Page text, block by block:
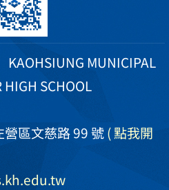
KAOHSIUNG MUNICIPAL
HIGH SCHOOL
區文慈路 99 號( 點我開